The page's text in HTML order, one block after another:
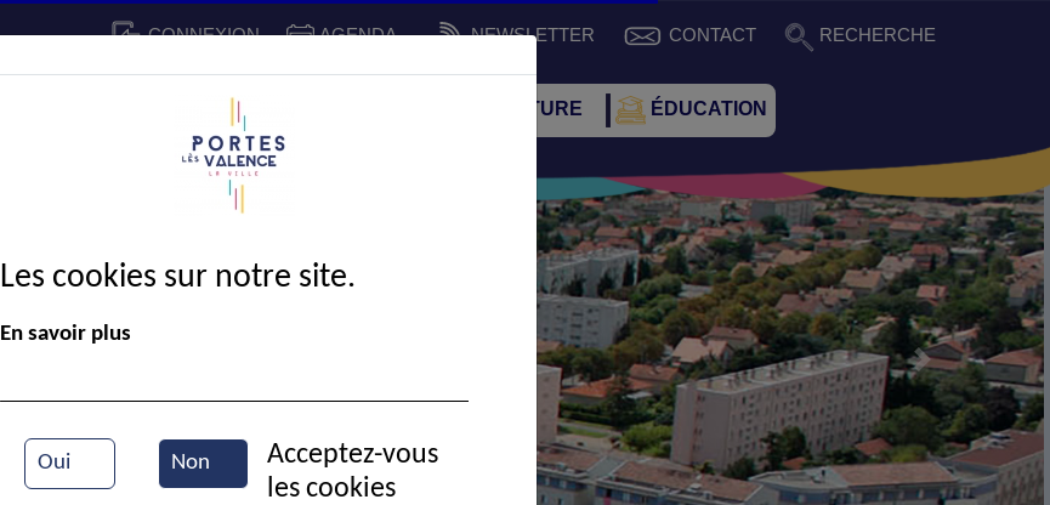
CONNEXION AGENDA NEWSLETTER CONTACT RECHERCHE
CADRE DE VIE SPORT ET CULTURE ÉDUCATION
Suivant
Les cookies sur notre site.
En savoir plus
Oui Non
Acceptez-vous
les cookies